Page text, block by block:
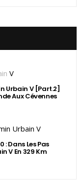
Urbain V [Part.2]
Aux Cévennes
: Dans Les Pas
V En 329 Km